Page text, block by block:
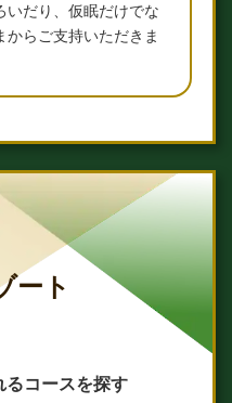
いだり、仮眠だけでな
からご支持いただきま
ート
るコースを探す